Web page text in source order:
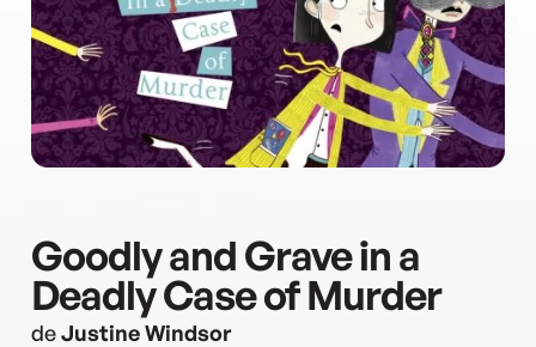
Goodly and Grave in a
Deadly Case of Murder
deJustine Windsor